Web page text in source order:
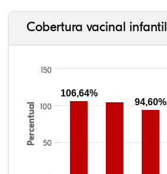
Cobertura vacinal infantil
Percentual 50
100
150
106,64%
94,60%